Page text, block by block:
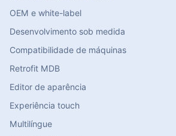
OEM e white-label
Desenvolvimento sob medida
Compatibilidade de máquinas
Retrofit MDB
Editor de aparência
Experiência touch
Multilíngue